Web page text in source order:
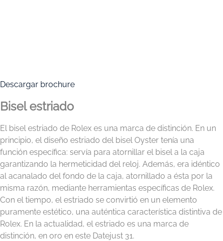
Descargar brochure
Bisel estriado
El bisel estriado de Rolex es una marca de distinción. En un
principio, el diseño estriado del bisel Oyster tenía una
función específica: servía para atornillar el bisel a la caja
garantizando la hermeticidad del reloj. Además, era idéntico
al acanalado del fondo de la caja, atornillado a ésta por la
misma razón, mediante herramientas específicas de Rolex.
Con el tiempo, el estriado se convirtió en un elemento
puramente estético, una auténtica característica distintiva de
Rolex. En la actualidad, el estriado es una marca de
distinción, en oro en este Datejust 31.